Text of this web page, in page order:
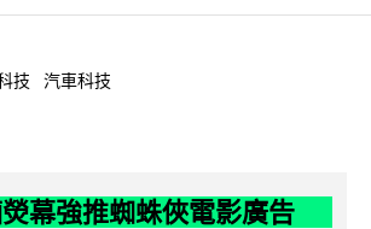
技 汽車科技
幕強推蜘蛛俠電影廣告